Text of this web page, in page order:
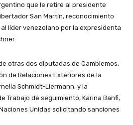
que le retire al presidente
San Martín, reconocimiento
líder venezolano por la expresidenta
otras dos diputadas de Cambiemos,
de Relaciones Exteriores de la
Schmidt-Liermann, y la
Trabajo de seguimiento, Karina Banfi,
Unidas solicitando sanciones